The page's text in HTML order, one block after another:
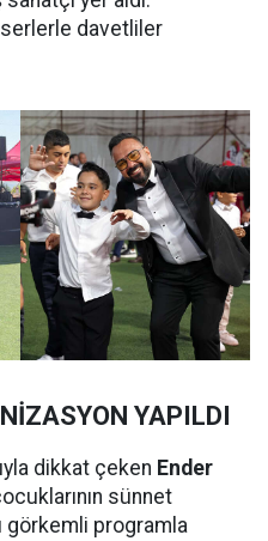
davetliler
YAPILDI
dikkat çeken Ender
sünnet
görkemli programla